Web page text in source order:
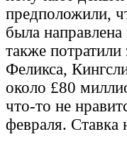
предположили,
была
также
Феликса,
около £80
что-то не
февраля. Ставка